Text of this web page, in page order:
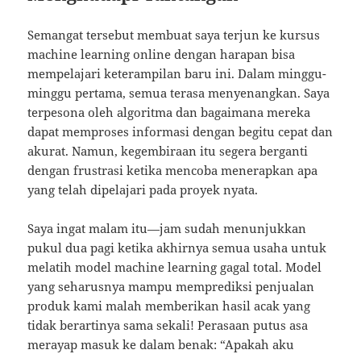
Semangat tersebut membuat saya terjun ke kursus
machine learning online dengan harapan bisa
mempelajari keterampilan baru ini. Dalam minggu-
minggu pertama, semua terasa menyenangkan. Saya
terpesona oleh algoritma dan bagaimana mereka
dapat memproses informasi dengan begitu cepat dan
akurat. Namun, kegembiraan itu segera berganti
dengan frustrasi ketika mencoba menerapkan apa
yang telah dipelajari pada proyek nyata.
Saya ingat malam itu—jam sudah menunjukkan
pukul dua pagi ketika akhirnya semua usaha untuk
melatih model machine learning gagal total. Model
yang seharusnya mampu memprediksi penjualan
produk kami malah memberikan hasil acak yang
tidak berartinya sama sekali! Perasaan putus asa
merayap masuk ke dalam benak: “Apakah aku